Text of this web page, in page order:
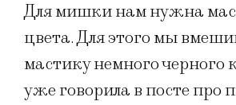
Для мишки нам нужна
цвета. Для этого мы
мастику немного черного
уже говорила в посте про